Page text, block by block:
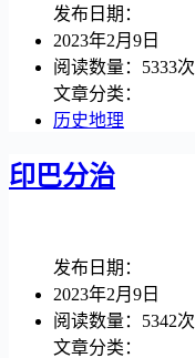
发布日期：
2023年2月9日
阅读数量：5333次
文章分类：
历史地理
印巴分治
发布日期：
2023年2月9日
阅读数量：5342次
文章分类：